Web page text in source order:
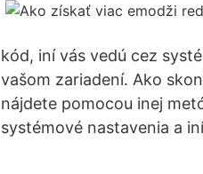
kód, iní vás vedú cez
vašom zariadení. Ako
nájdete pomocou inej
systémové nastavenia a